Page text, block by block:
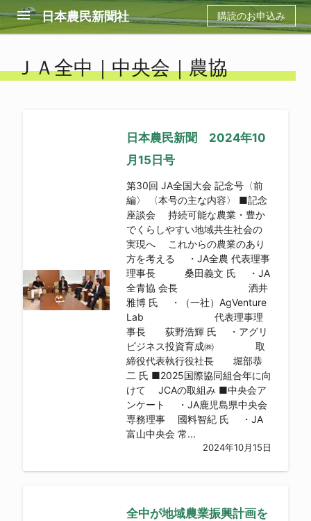
menu 日本農民新聞社 購読のお申込み
ＪＡ全中｜中央会｜農協
日本農民新聞 2024年10
月15日号
第30回 JA全国大会 記念号〈前
編〉 〈本号の主な内容〉 ■記念
座談会 持続可能な農業・豊か
でくらしやすい地域共生社会の
実現へ これからの農業のあり
方を考える ・JA全農 代表理事
理事長 桑田義文 氏 ・JA
全青協 会長 洒井
雅博 氏 ・（一社）AgVenture
Lab 代表理事理
事長 荻野浩輝 氏 ・アグリ
ビジネス投資育成㈱ 取
締役代表執行役社長 堀部恭
二 氏 ■2025国際協同組合年に向
けて JCAの取組み ■中央会ア
ンケート ・JA鹿児島県中央会
専務理事 國料智紀 氏 ・JA
富山中央会 常...
2024年10月15日
全中が地域農業振興計画を